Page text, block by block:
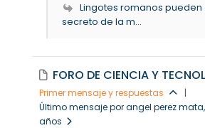
Lingotes romanos
secreto de la m...
FORO DE CIENCIA Y
Primer mensaje y respuestas
|
Último mensaje por angel perez mata
años